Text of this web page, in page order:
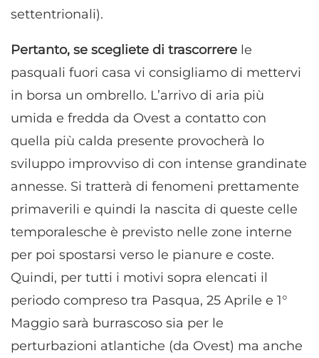
settentrionali).
Pertanto, se scegliete di trascorrere le
pasquali fuori casa vi consigliamo di mettervi
in borsa un ombrello. L’arrivo di aria più
umida e fredda da Ovest a contatto con
quella più calda presente provocherà lo
sviluppo improvviso di con intense grandinate
annesse. Si tratterà di fenomeni prettamente
primaverili e quindi la nascita di queste celle
temporalesche è previsto nelle zone interne
per poi spostarsi verso le pianure e coste.
Quindi, per tutti i motivi sopra elencati il
periodo compreso tra Pasqua, 25 Aprile e 1°
Maggio sarà burrascoso sia per le
perturbazioni atlantiche (da Ovest) ma anche